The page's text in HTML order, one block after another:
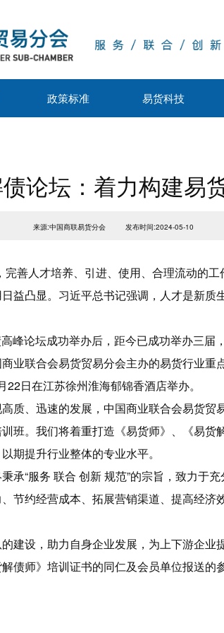
政策标准 易货科技
论坛：着力构建易
来源:中国商联易货分会 发布时间:2024-05-10
善人才培养、引进、使用、合理流动的
益凸显。习近平总书记强调，人才是新
峰论坛成功举办后，距今已成功举办三
业联合会易货贸易分会主办的易货行业
日在江苏徐州淮海郁锦香酒店举办。
质、迅速的发展，中国商业联合会易货
班。我们将着重打造《易货师》、《易
期提升行业整体的专业水平。
承“服务 联合 创新 规范”的宗旨，致力于
节约经营成本、拓展营销渠道、提高经
建设，助力自身企业发展，为上下游企
债师》培训证书的同仁及会员单位报送的